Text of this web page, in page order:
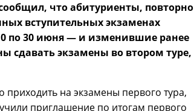
что абитуриенты, повторно
вступительных экзаменах
по 30 июня — и изменившие ранее
сдавать экзамены во втором туре,
на экзамены первого тура,
приглашение по итогам первого